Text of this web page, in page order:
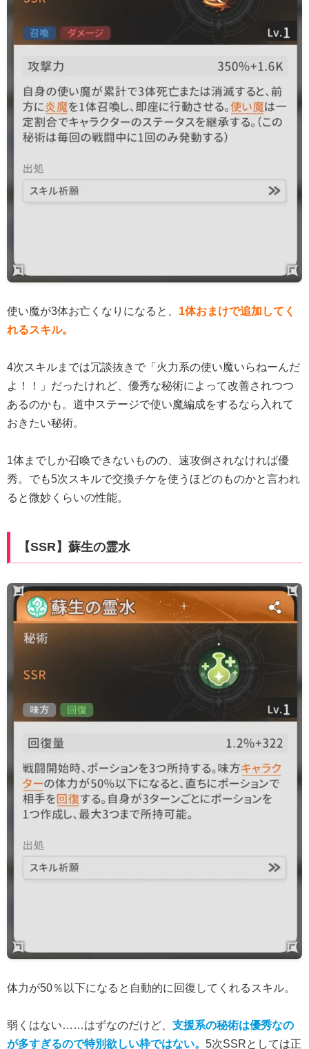
使い魔が3体お亡くなりになると、 1体おまけで追加してく
れるスキル。
4次スキルまでは冗談抜きで「火力系の使い魔いらねーんだ
よ！！」だったけれど、優秀な秘術によって改善されつつ
あるのかも。道中ステージで使い魔編成をするなら入れて
おきたい秘術。
1体までしか召喚できないものの、速攻倒されなければ優
秀。でも5次スキルで交換チケを使うほどのものかと言われ
ると微妙くらいの性能。
【SSR】蘇生の霊水
体力が50％以下になると自動的に回復してくれるスキル。
弱くはない……はずなのだけど、 支援系の秘術は優秀なの
が多すぎるので特別欲しい枠ではない。 5次SSRとしては正